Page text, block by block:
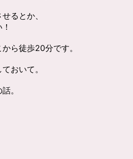
るとか、
ら徒歩20分です。
おいて。
。